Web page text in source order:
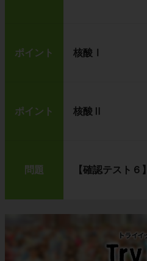
ポイント 核酸Ⅰ
ポイント 核酸Ⅱ
問題 【確認テスト６】